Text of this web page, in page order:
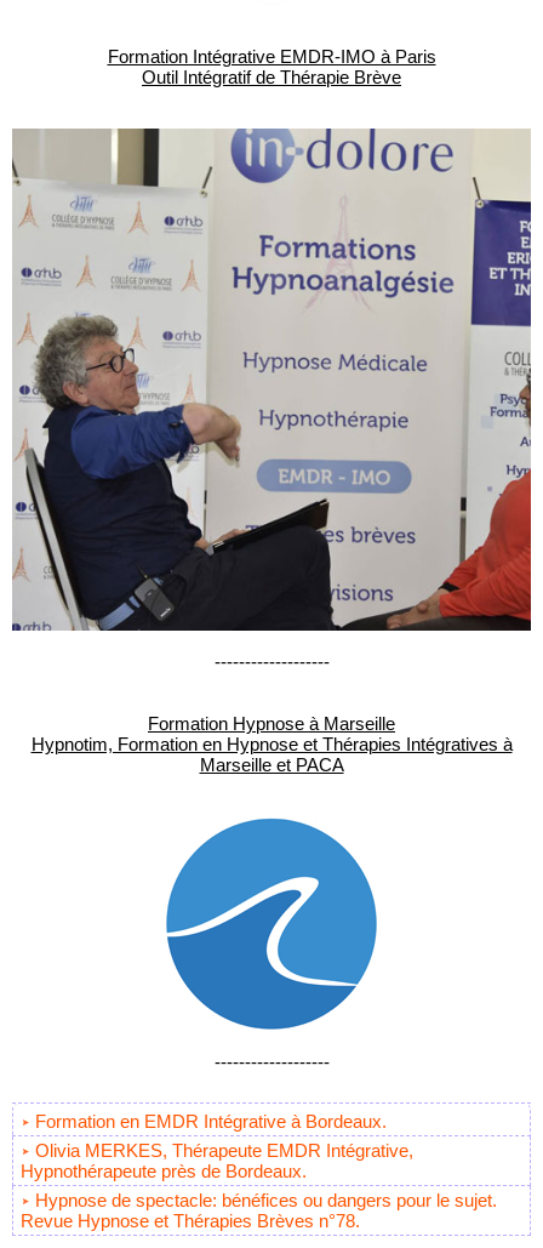
Formation Intégrative EMDR-IMO à Paris
Outil Intégratif de Thérapie Brève
-------------------
Formation Hypnose à Marseille
Hypnotim, Formation en Hypnose et Thérapies Intégratives à
Marseille et PACA
-------------------
Formation en EMDR Intégrative à Bordeaux.
Olivia MERKES, Thérapeute EMDR Intégrative,
Hypnothérapeute près de Bordeaux.
Hypnose de spectacle: bénéfices ou dangers pour le sujet.
Revue Hypnose et Thérapies Brèves n°78.